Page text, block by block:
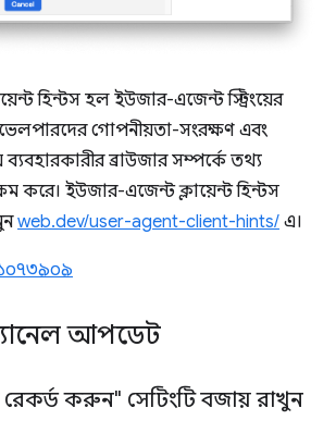
হিন্টস হল ইউজার-এজেন্ট স্ট্রিংয়ের
গোপনীয়তা-সংরক্ষণ এবং
ব্রাউজার সম্পর্কে তথ্য
করে। ইউজার-এজেন্ট ক্লায়েন্ট হিন্টস
web.dev/user-agent-client-hints/ এ।
আপডেট
করুন" সেটিংটি বজায় রাখুন